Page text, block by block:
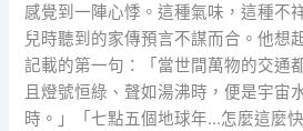
感覺到一陣心悸。這種氣味，這種不
兒時聽到的家傳預言不謀而合。他想
記載的第一句：「當世間萬物的交通
且燈號恒綠、聲如湯沸時，便是宇宙
時。」「七點五個地球年…怎麼這麼